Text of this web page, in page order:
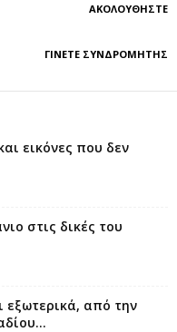
ΑΚΟΛΟΥΘΉΣΤΕ
ΓΊΝΕΤΕ ΣΥΝΔΡΟΜΗΤΉΣ
εικόνες που δεν
στις δικές του
εξωτερικά, από την